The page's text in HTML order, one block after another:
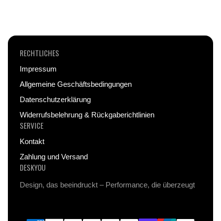
RECHTLICHES
Impressum
Allgemeine Geschäftsbedingungen
Datenschutzerklärung
Widerrufsbelehrung & Rückgaberichtlinien
SERVICE
Kontakt
Zahlung und Versand
DESKYOU
Design, das beeindruckt – Performance, die überzeugt